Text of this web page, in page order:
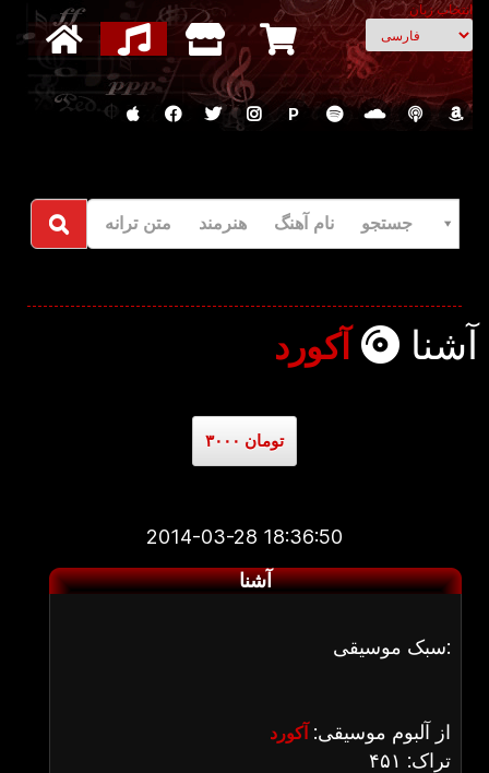
انتخاب زبان
P
جستجو نام آهنگ هنرمند متن ترانه
آشنا آکورد
۳۰۰۰ تومان
2014-03-28 18:36:50
آشنا
سبک موسیقی:
از آلبوم موسیقی: آکورد
تراک: ۴۵۱